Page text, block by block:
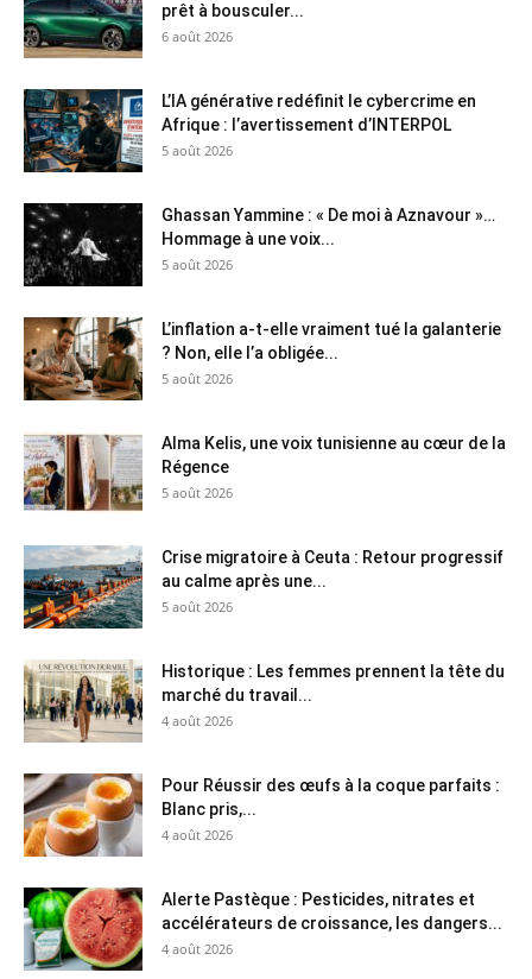
prêt à bousculer...
6 août 2026
L’IA générative redéfinit le cybercrime en
Afrique : l’avertissement d’INTERPOL
5 août 2026
Ghassan Yammine : « De moi à Aznavour »…
Hommage à une voix...
5 août 2026
L’inflation a-t-elle vraiment tué la galanterie
? Non, elle l’a obligée...
5 août 2026
Alma Kelis, une voix tunisienne au cœur de la
Régence
5 août 2026
Crise migratoire à Ceuta : Retour progressif
au calme après une...
5 août 2026
Historique : Les femmes prennent la tête du
marché du travail...
4 août 2026
Pour Réussir des œufs à la coque parfaits :
Blanc pris,...
4 août 2026
Alerte Pastèque : Pesticides, nitrates et
accélérateurs de croissance, les dangers...
4 août 2026